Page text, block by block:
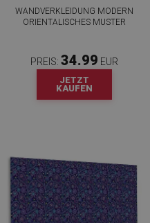
WANDVERKLEIDUNG MODERN
ORIENTALISCHES MUSTER
PREIS: 34.99 EUR
JETZT
KAUFEN